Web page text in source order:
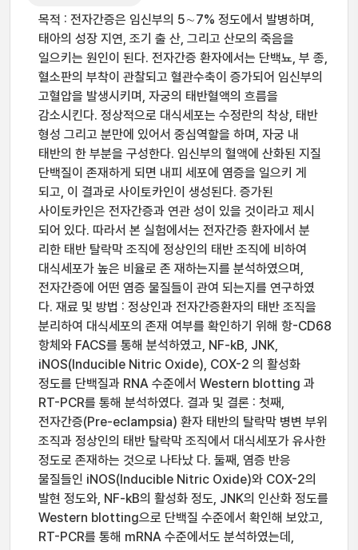
목적 : 전자간증은 임신부의 5∼7% 정도에서 발병하며,
태아의 성장 지연, 조기 출 산, 그리고 산모의 죽음을
일으키는 원인이 된다. 전자간증 환자에서는 단백뇨, 부 종,
혈소판의 부착이 관찰되고 혈관수축이 증가되어 임신부의
고혈압을 발생시키며, 자궁의 태반혈액의 흐름을
감소시킨다. 정상적으로 대식세포는 수정란의 착상, 태반
형성 그리고 분만에 있어서 중심역할을 하며, 자궁 내
태반의 한 부분을 구성한다. 임신부의 혈액에 산화된 지질
단백질이 존재하게 되면 내피 세포에 염증을 일으키 게
되고, 이 결과로 사이토카인이 생성된다. 증가된
사이토카인은 전자간증과 연관 성이 있을 것이라고 제시
되어 있다. 따라서 본 실험에서는 전자간증 환자에서 분
리한 태반 탈락막 조직에 정상인의 태반 조직에 비하여
대식세포가 높은 비율로 존 재하는지를 분석하였으며,
전자간증에 어떤 염증 물질들이 관여 되는지를 연구하였
다. 재료 및 방법 : 정상인과 전자간증환자의 태반 조직을
분리하여 대식세포의 존재 여부를 확인하기 위해 항-CD68
항체와 FACS를 통해 분석하였고, NF-kB, JNK,
iNOS(Inducible Nitric Oxide), COX-2 의 활성화
정도를 단백질과 RNA 수준에서 Western blotting 과
RT-PCR를 통해 분석하였다. 결과 및 결론 : 첫째,
전자간증(Pre-eclampsia) 환자 태반의 탈락막 병변 부위
조직과 정상인의 태반 탈락막 조직에서 대식세포가 유사한
정도로 존재하는 것으로 나타났 다. 둘째, 염증 반응
물질들인 iNOS(Inducible Nitric Oxide)와 COX-2의
발현 정도와, NF-kB의 활성화 정도, JNK의 인산화 정도를
Western blotting으로 단백질 수준에서 확인해 보았고,
RT-PCR를 통해 mRNA 수준에서도 분석하였는데,